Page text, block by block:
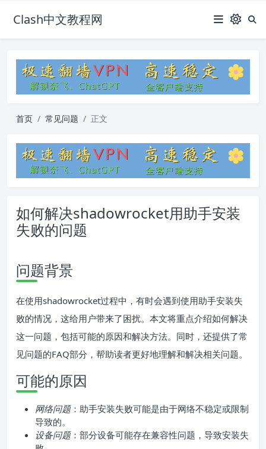
Clash中文教程网
首页 常见问题 正文
如何解决shadowrocket用助手安装
失败的问题
问题背景
在使用shadowrocket过程中，有时会遇到使用助手安装失
败的情况，这给用户带来了困扰。本文将重点介绍如何解决
这一问题，包括可能的原因和解决方法。同时，还提供了常
见问题的FAQ部分，帮助读者更好地理解和解决相关问题。
可能的原因
网络问题：助手安装失败可能是由于网络不稳定或限制
导致的。
设备问题：部分设备可能存在兼容性问题，导致安装失